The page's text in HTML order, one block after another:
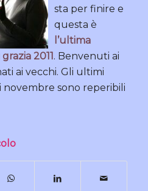
sta per finire e
questa è
l’ultima
2011 . Benvenuti ai
ai vecchi. Gli ultimi
sono reperibili